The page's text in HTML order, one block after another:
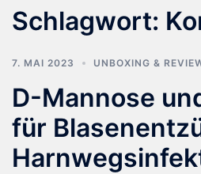
Schlagwort:
7. MAI 2023 UNBOXING &
D-Mannose
für